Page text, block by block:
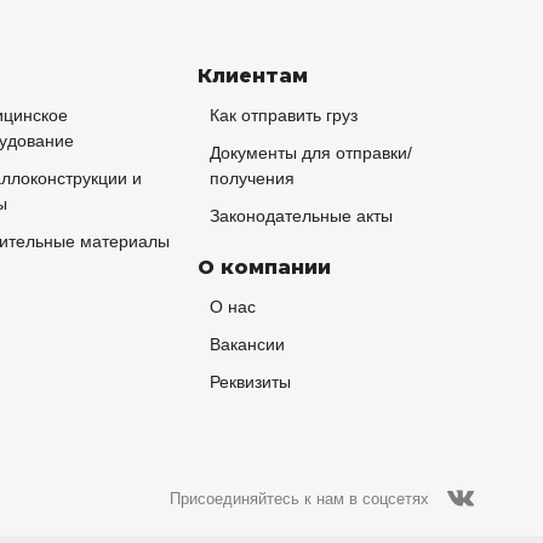
и
материалы
Клиентам
Как отправить груз
Документы для отправки/
получения
Законодательные акты
О компании
О нас
Вакансии
Реквизиты
Присоединяйтесь к нам в соцсетях